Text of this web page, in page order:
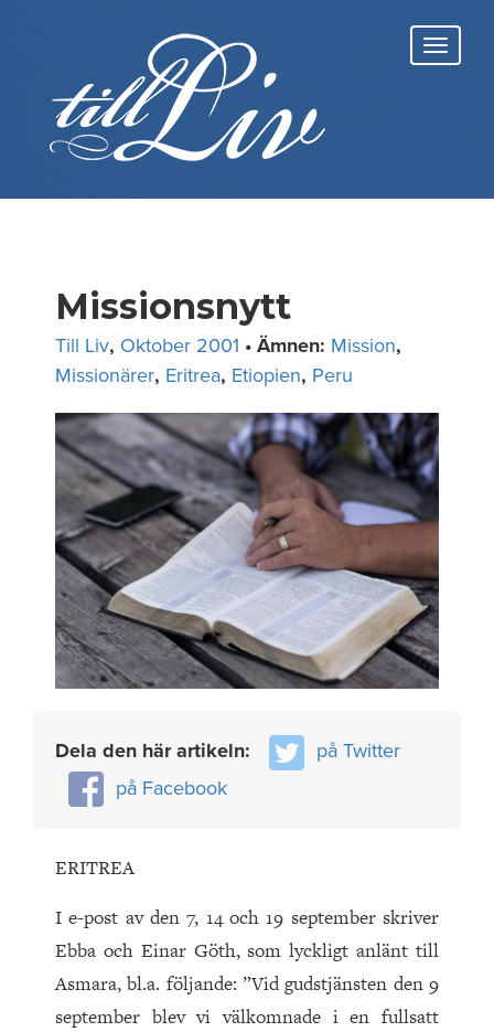
Missionsnytt
Till Liv, Oktober 2001 • Ämnen: Mission,
Missionärer, Eritrea, Etiopien, Peru
Dela den här artikeln:
på Twitter
på Facebook
ERITREA
I e-post av den 7, 14 och 19 september skriver
Ebba och Einar Göth, som lyckligt anlänt till
Asmara, bl.a. följande: ”Vid gudstjänsten den 9
september blev vi välkomnade i en fullsatt